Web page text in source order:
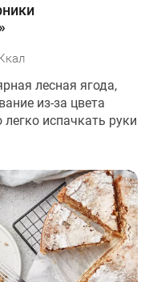
лесная ягода,
из-за цвета
легко испачкать руки